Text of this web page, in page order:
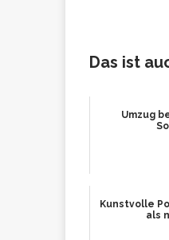
Das ist
Umzug
Kunstvolle
als